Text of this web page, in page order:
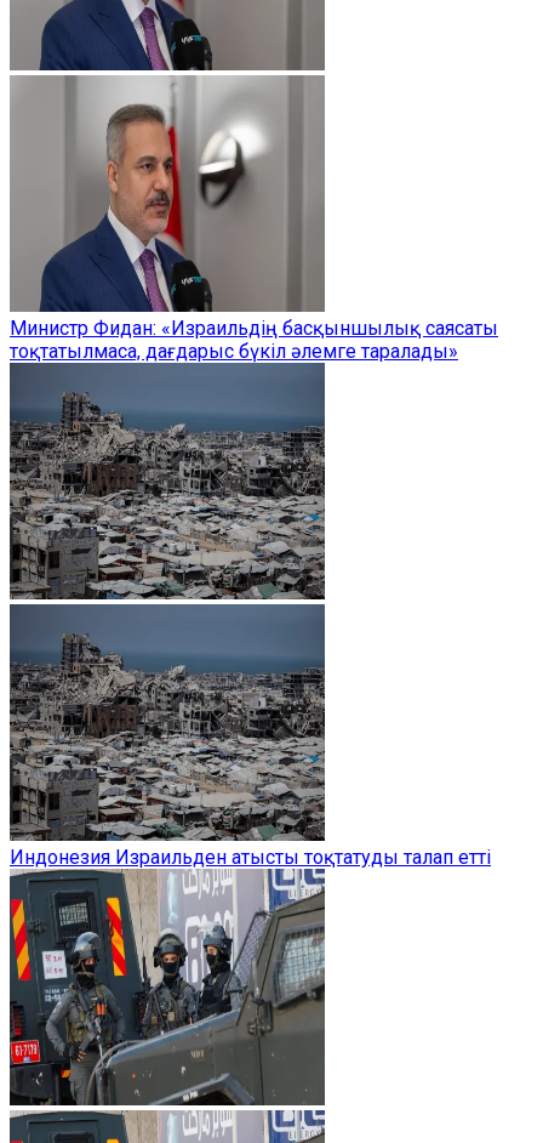
Министр Фидан: «Израильдің басқыншылық саясаты
тоқтатылмаса, дағдарыс бүкіл әлемге таралады»
Индонезия Израильден атысты тоқтатуды талап етті